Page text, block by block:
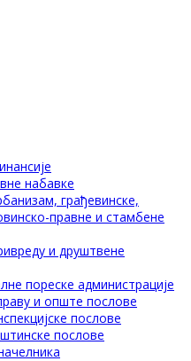
набавке
грађевинске,
правне и стамбене
и друштвене
пореске администрације
и опште послове
послове
послове